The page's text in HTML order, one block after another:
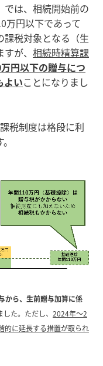
では、相続開始前の
円以下であって
課税対象となる（生
が、 相続時精算課
円以下の贈与につ
よいことになりまし
税制度は格段に利
から、生前贈与加算に係
した。ただし、 2024年～2
的に延長する措置が取られ